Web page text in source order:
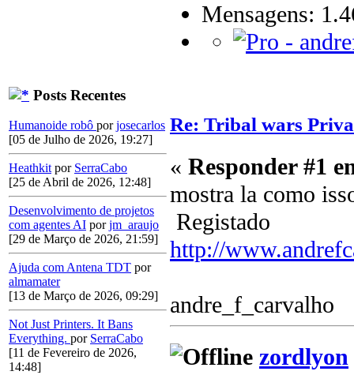
Posts Recentes
Humanoide robô porjosecarlos
[05 de Julho de 2026, 19:27]
Heathkit por SerraCabo
[25 de Abril de 2026, 12:48]
Desenvolvimento de projetos
com agentes AI porjm_araujo
[29 de Março de 2026, 21:59]
Ajuda com Antena TDT por
almamater
[13 de Março de 2026, 09:29]
Not Just Printers. It Bans
Everything. por SerraCabo
[11 de Fevereiro de 2026,
14:48]
Mensagens:
Re: Tribal wars
« Responder #1
mostra la como
Registado
http://
andre_f_carvalho
zordlyon